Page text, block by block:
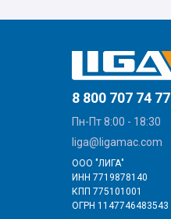
8 800 707 74 77
Пн-Пт 8:00 - 18:30
liga@ligamac.com
ООО "ЛИГА"
ИНН 7719878140
КПП 775101001
ОГРН 1147746483543